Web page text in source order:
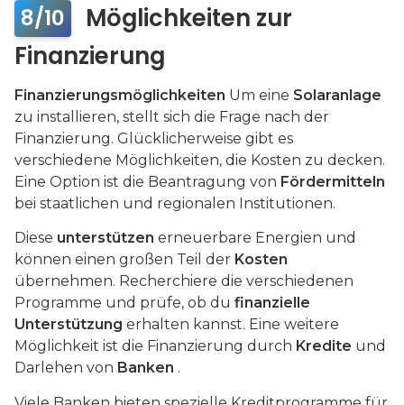
8/10
Möglichkeiten zur
Finanzierung
Finanzierungsmöglichkeiten Um eine Solaranlage
zu installieren, stellt sich die Frage nach der
Finanzierung. Glücklicherweise gibt es
verschiedene Möglichkeiten, die Kosten zu decken.
Eine Option ist die Beantragung von Fördermitteln
bei staatlichen und regionalen Institutionen.
Diese unterstützen erneuerbare Energien und
können einen großen Teil der Kosten
übernehmen. Recherchiere die verschiedenen
Programme und prüfe, ob du finanzielle
Unterstützung erhalten kannst. Eine weitere
Möglichkeit ist die Finanzierung durch Kredite und
Darlehen von Banken .